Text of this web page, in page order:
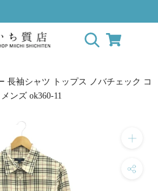
長袖シャツ トップス ノバチェック コ
ンズ ok360-11